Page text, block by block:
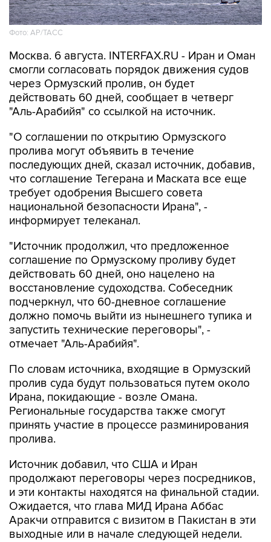
Фото: AP/ТАСС
Москва. 6 августа. INTERFAX.RU - Иран и Оман
смогли согласовать порядок движения судов
через Ормузский пролив, он будет
действовать 60 дней, сообщает в четверг
"Аль-Арабийя" со ссылкой на источник.
"О соглашении по открытию Ормузского
пролива могут объявить в течение
последующих дней, сказал источник, добавив,
что соглашение Тегерана и Маската все еще
требует одобрения Высшего совета
национальной безопасности Ирана", -
информирует телеканал.
"Источник продолжил, что предложенное
соглашение по Ормузскому проливу будет
действовать 60 дней, оно нацелено на
восстановление судоходства. Собеседник
подчеркнул, что 60-дневное соглашение
должно помочь выйти из нынешнего тупика и
запустить технические переговоры", -
отмечает "Аль-Арабийя".
По словам источника, входящие в Ормузский
пролив суда будут пользоваться путем около
Ирана, покидающие - возле Омана.
Региональные государства также смогут
принять участие в процессе разминирования
пролива.
Источник добавил, что США и Иран
продолжают переговоры через посредников,
и эти контакты находятся на финальной стадии.
Ожидается, что глава МИД Ирана Аббас
Аракчи отправится с визитом в Пакистан в эти
выходные или в начале следующей недели.